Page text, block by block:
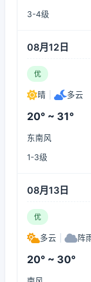
3-4级
08月12日
优
晴 多云
20° ~ 31°
东南风
1-3级
08月13日
优
多云 阵
20° ~ 30°